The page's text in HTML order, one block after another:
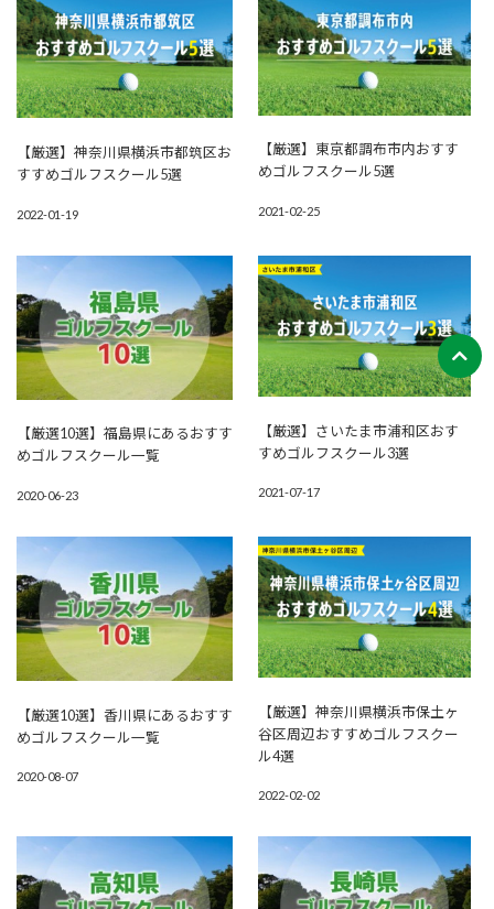
【厳選】神奈川県横浜市都筑区お
すすめゴルフスクール5選
2022-01-19
【厳選】東京都調布市内おすす
めゴルフスクール5選
2021-02-25
【厳選10選】福島県にあるおすす
めゴルフスクール一覧
2020-06-23
【厳選】さいたま市浦和区おす
すめゴルフスクール3選
2021-07-17
【厳選10選】香川県にあるおすす
めゴルフスクール一覧
2020-08-07
【厳選】神奈川県横浜市保土ヶ
谷区周辺おすすめゴルフスクー
ル4選
2022-02-02